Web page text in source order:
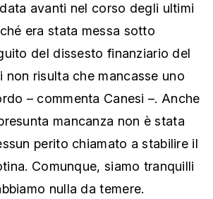
avanti nel corso degli ultimi
era stata messa sotto
del dissesto finanziario del
non risulta che mancasse uno
– commenta Canesi –. Anche
mancanza non è stata
perito chiamato a stabilire il
Comunque, siamo tranquilli
nulla da temere.